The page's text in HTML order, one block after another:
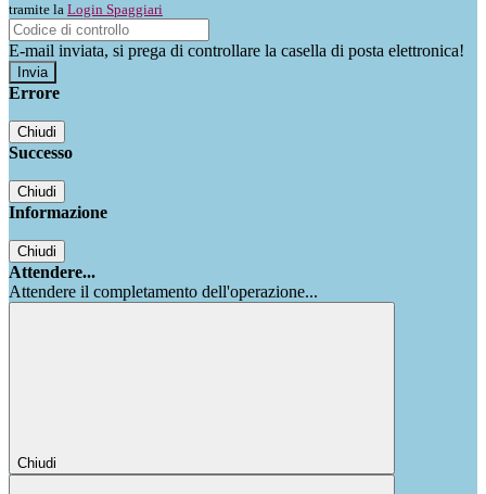
tramite la Login Spaggiari
E-mail inviata, si prega di controllare la casella di posta elettronica!
Errore
Chiudi
Successo
Chiudi
Informazione
Chiudi
Attendere...
Attendere il completamento dell'operazione...
Chiudi